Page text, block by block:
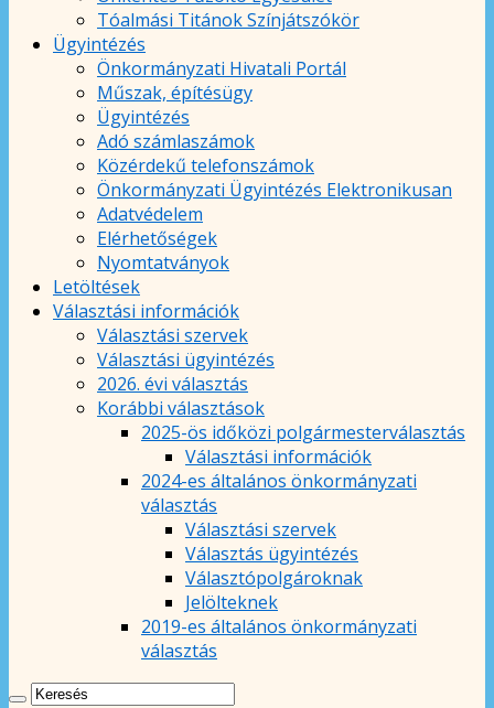
Tóalmási Titánok Színjátszókör
Ügyintézés
Önkormányzati Hivatali Portál
Műszak, építésügy
Ügyintézés
Adó számlaszámok
Közérdekű telefonszámok
Önkormányzati Ügyintézés Elektronikusan
Adatvédelem
Elérhetőségek
Nyomtatványok
Letöltések
Választási információk
Választási szervek
Választási ügyintézés
2026. évi választás
Korábbi választások
2025-ös időközi polgármesterválasztás
Választási információk
2024-es általános önkormányzati
választás
Választási szervek
Választás ügyintézés
Választópolgároknak
Jelölteknek
2019-es általános önkormányzati
választás